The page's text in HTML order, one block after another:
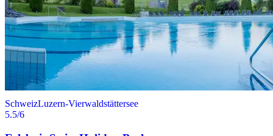
SchweizLuzern-Vierwaldstättersee
5.5/6